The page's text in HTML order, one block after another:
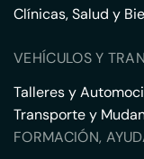
Clínicas, Salud y
VEHÍCULOS Y
Talleres y
Transporte y
FORMACIÓN,